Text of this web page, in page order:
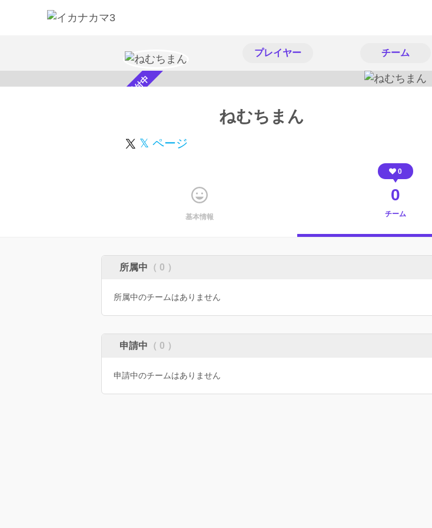
プレイヤー チーム
スカウト受付中 ねむちまん
𝕏 ページ
基本情報
0
0
チーム
所属中 （ 0 ）
所属中のチームはありません
申請中 （ 0 ）
申請中のチームはありません